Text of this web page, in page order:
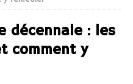
décennale : les
comment y